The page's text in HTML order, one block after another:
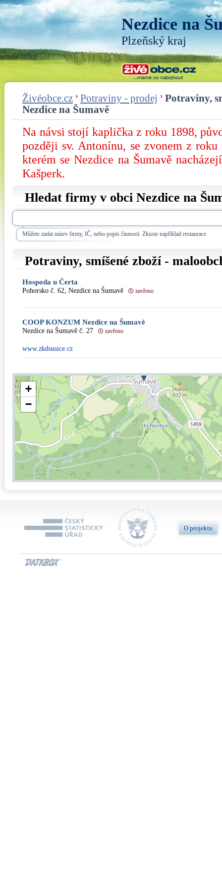
Nezdice na
Plzeňský kraj
Živéobce.cz Potraviny - prodej
Potraviny,
Nezdice na Šumavě
Na návsi stojí kaplička z roku 1898,
později sv. Antonínu, se zvonem z
kterém se Nezdice na Šumavě
Kašperk.
Hledat firmy v obci Nezdice na
Můžete zadat název firmy, IČ, nebo popis činnosti. Zkuste například restaurace
Potraviny, smíšené zboží -
Hospoda u Čerta
Pohorsko č. 62, Nezdice na Šumavě zavřeno
COOP KONZUM Nezdice na Šumavě
Nezdice na Šumavě č. 27 zavřeno
www.zkdsusice.cz
+
−
O projektu